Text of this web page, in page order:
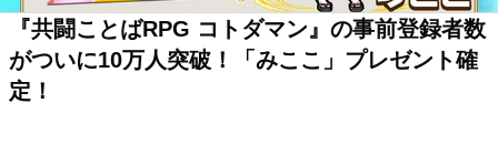
『共闘ことばRPG コトダマン』の事前登録者数
がついに10万人突破！「みここ」プレゼント確
定！